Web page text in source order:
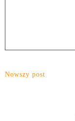
Nowszy post